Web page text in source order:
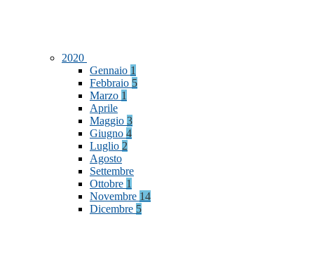
2020
Gennaio 1
Febbraio 5
Marzo 1
Aprile
Maggio 3
Giugno 4
Luglio 2
Agosto
Settembre
Ottobre 1
Novembre 14
Dicembre 5